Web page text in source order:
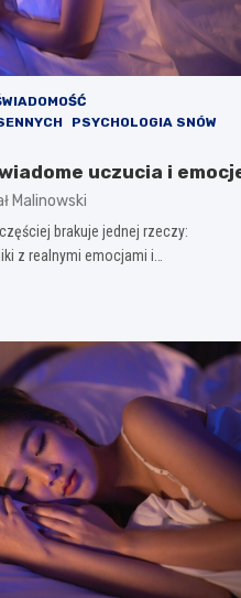
PSYCHOLOGIA SNÓW
uczucia i
Malinowski
brakuje jednej rzeczy:
z realnymi emocjami i…